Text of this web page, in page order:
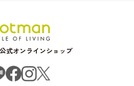
式オンラインショップ